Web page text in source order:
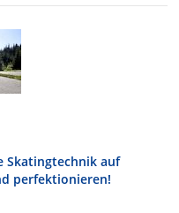
Skatingtechnik auf
perfektionieren!